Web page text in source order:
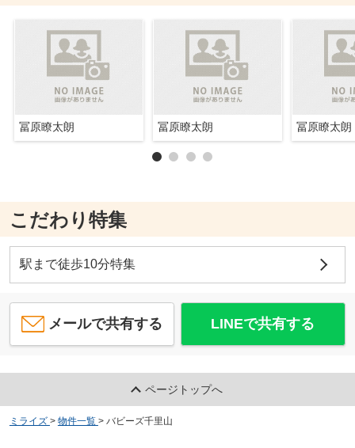
冨原瞭太朗 冨原瞭太朗 冨原瞭太朗
こだわり特集
駅まで徒歩10分特集
メールで共有する LINEで共有する
ページトップへ
ミライズ > 物件一覧 > バビーズ千里山